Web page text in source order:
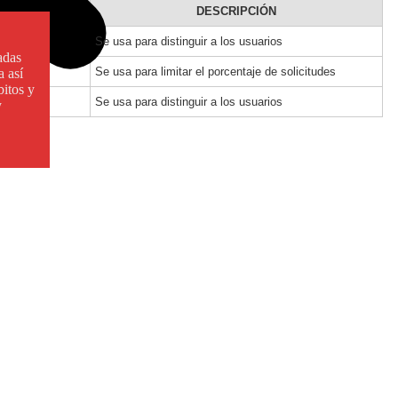
así
y
DESCRIPCIÓN
Se usa para distinguir a los usuarios
Se usa para limitar el porcentaje de solicitudes
Se usa para distinguir a los usuarios